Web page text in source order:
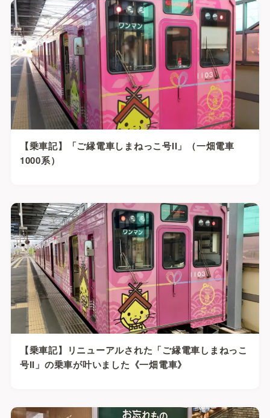
【乗車記】「ご縁電車しまねっこ号II」（一畑電車
1000系）
【乗車記】リニューアルされた「ご縁電車しまねっこ
号II」の乗車が叶いました《一畑電車》